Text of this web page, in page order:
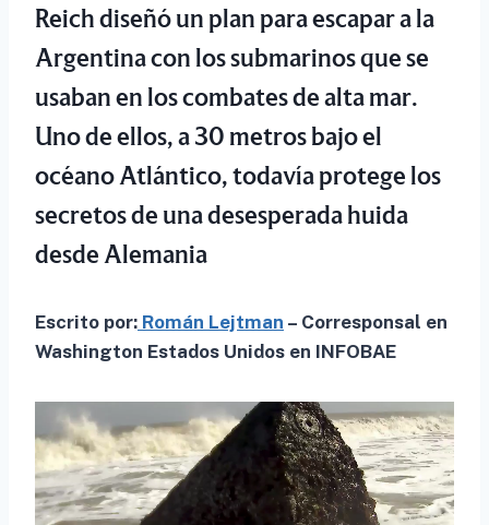
Reich diseñó un plan para escapar a la
Argentina con los submarinos que se
usaban en los combates de alta mar.
Uno de ellos, a 30 metros bajo el
océano Atlántico, todavía protege los
secretos de una desesperada huida
desde Alemania
Escrito por: Román Lejtman – Corresponsal en
Washington Estados Unidos en INFOBAE